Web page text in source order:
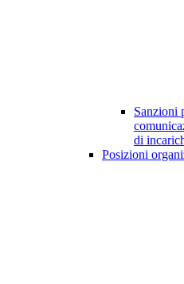
Sanzioni
di
Posizioni